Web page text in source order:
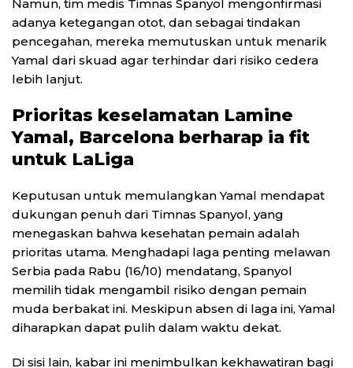
Namun, tim medis Timnas Spanyol mengonfirmasi
adanya ketegangan otot, dan sebagai tindakan
pencegahan, mereka memutuskan untuk menarik
Yamal dari skuad agar terhindar dari risiko cedera
lebih lanjut.
Prioritas keselamatan Lamine
Yamal, Barcelona berharap ia fit
untuk LaLiga
Keputusan untuk memulangkan Yamal mendapat
dukungan penuh dari Timnas Spanyol, yang
menegaskan bahwa kesehatan pemain adalah
prioritas utama. Menghadapi laga penting melawan
Serbia pada Rabu (16/10) mendatang, Spanyol
memilih tidak mengambil risiko dengan pemain
muda berbakat ini. Meskipun absen di laga ini, Yamal
diharapkan dapat pulih dalam waktu dekat.
Di sisi lain, kabar ini menimbulkan kekhawatiran bagi